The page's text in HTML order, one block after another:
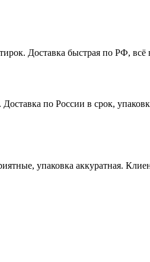
Доставка быстрая по РФ,
по России в срок,
упаковка аккуратная.